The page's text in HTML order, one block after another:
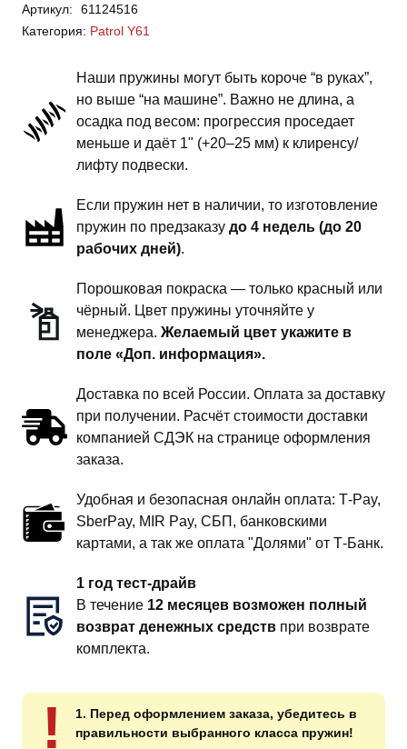
Patrol
Y61
пружины
передней
подвески
дюймов
силовой
Артикул:
61124516
Категория: Patrol Y61
Наши пружины могут быть короче “в руках”,
но выше “на машине”. Важно не длина, а
осадка под весом: прогрессия проседает
меньше и даёт 1" (+20–25 мм) к клиренсу/
лифту подвески.
Если пружин нет в наличии, то изготовление
пружин по предзаказу до 4 недель (до 20
рабочих дней).
Порошковая покраска — только красный или
чёрный. Цвет пружины уточняйте у
менеджера. Желаемый цвет укажите в
поле «Доп. информация».
Доставка по всей России. Оплата за доставку
при получении. Расчёт стоимости доставки
компанией СДЭК на странице оформления
заказа.
Удобная и безопасная онлайн оплата: T‑Pay,
SberPay, MIR Pay, СБП, банковскими
картами, а так же оплата "Долями" от Т-Банк.
1 год тест-драйв
В течение 12 месяцев возможен полный
возврат денежных средств при возврате
комплекта.
!
1. Перед оформлением заказа, убедитесь в
правильности выбранного класса пружин!